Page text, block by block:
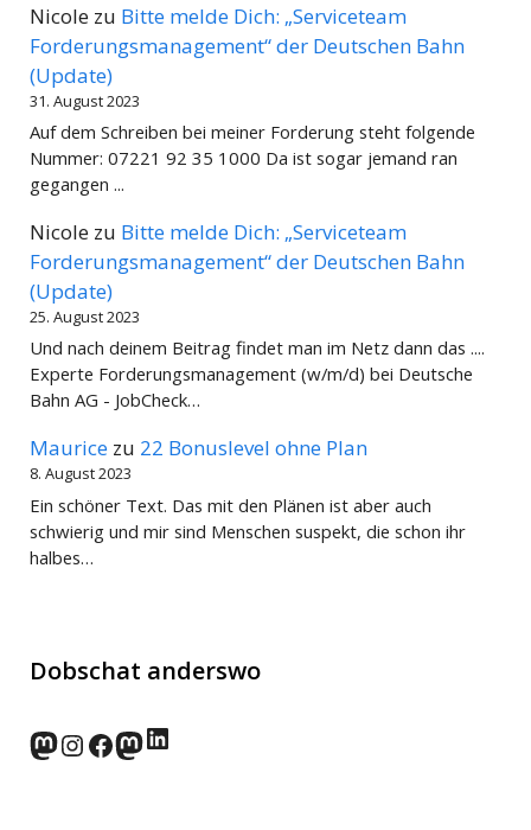
Nicole zu Bitte melde Dich: „Serviceteam
Forderungsmanagement“ der Deutschen Bahn
(Update)
31. August 2023
Auf dem Schreiben bei meiner Forderung steht folgende
Nummer: 07221 92 35 1000 Da ist sogar jemand ran
gegangen ...
Nicole zu Bitte melde Dich: „Serviceteam
Forderungsmanagement“ der Deutschen Bahn
(Update)
25. August 2023
Und nach deinem Beitrag findet man im Netz dann das ....
Experte Forderungsmanagement (w/m/d) bei Deutsche
Bahn AG - JobCheck…
Maurice zu 22 Bonuslevel ohne Plan
8. August 2023
Ein schöner Text. Das mit den Plänen ist aber auch
schwierig und mir sind Menschen suspekt, die schon ihr
halbes…
Dobschat anderswo
norden.social
Instagram
Facebook
wp-punks.social
LinkedIn